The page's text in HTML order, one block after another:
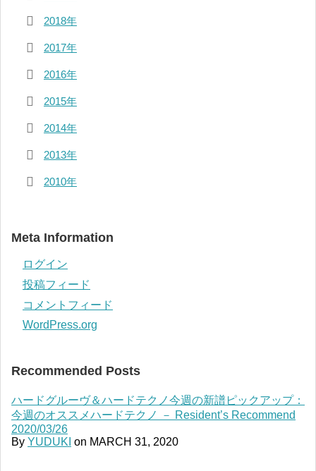
2018年
2017年
2016年
2015年
2014年
2013年
2010年
Meta Information
ログイン
投稿フィード
コメントフィード
WordPress.org
Recommended Posts
ハードグルーヴ＆ハードテクノ今週の新譜ピックアップ：
今週のオススメハードテクノ － Resident’s Recommend
2020/03/26
By YUDUKI on MARCH 31, 2020